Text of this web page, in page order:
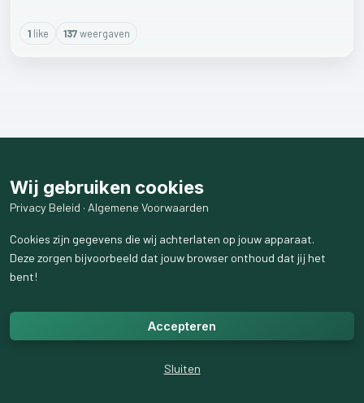
1like 137weergaven
Wij gebruiken cookies
Privacy Beleid · Algemene Voorwaarden
Cookies zijn gegevens die wij achterlaten op jouw apparaat.
Deze zorgen bijvoorbeeld dat jouw browser onthoud dat jij het
bent!
Accepteren
Sluiten